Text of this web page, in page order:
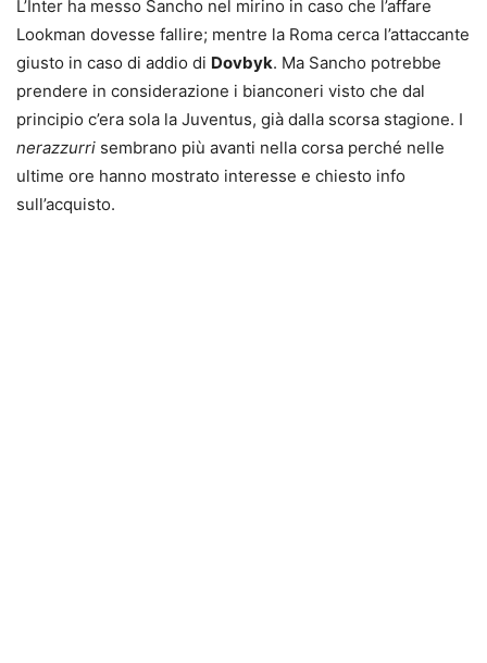
L’Inter ha messo Sancho nel mirino in caso che l’affare
Lookman dovesse fallire; mentre la Roma cerca l’attaccante
giusto in caso di addio di Dovbyk. Ma Sancho potrebbe
prendere in considerazione i bianconeri visto che dal
principio c’era sola la Juventus, già dalla scorsa stagione. I
nerazzurri sembrano più avanti nella corsa perché nelle
ultime ore hanno mostrato interesse e chiesto info
sull’acquisto.